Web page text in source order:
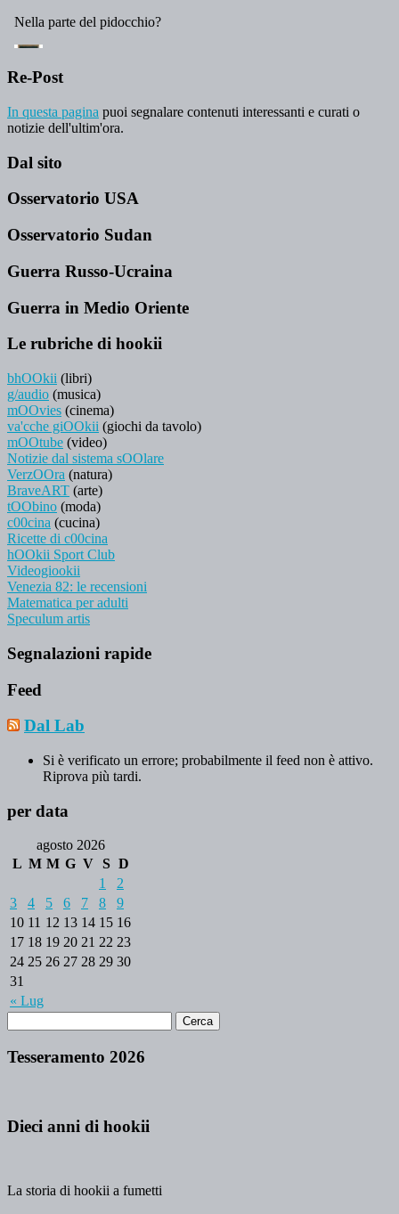
Re-Post
In questa pagina puoi segnalare contenuti interessanti e curati o
notizie dell'ultim'ora.
Dal sito
Osservatorio USA
Osservatorio Sudan
Guerra Russo-Ucraina
Guerra in Medio Oriente
Le rubriche di hookii
bhOOkii (libri)
g/audio (musica)
mOOvies (cinema)
va'cche giOOkii (giochi da tavolo)
mOOtube (video)
Notizie dal sistema sOOlare
VerzOOra (natura)
BraveART (arte)
tOObino (moda)
c00cina (cucina)
Ricette di c00cina
hOOkii Sport Club
Videogiookii
Venezia 82: le recensioni
Matematica per adulti
Speculum artis
Segnalazioni rapide
Feed
Dal Lab
Si è verificato un errore; probabilmente il feed non è attivo.
Riprova più tardi.
per data
agosto 2026
L M M G V S D
« Lug
1
2
3
4 5 6 7 8
9
10 11 12 13 14 15 16
17 18 19 20 21 22 23
24 25 26 27 28 29 30
31
Tesseramento 2026
Dieci anni di hookii
La storia di hookii a fumetti